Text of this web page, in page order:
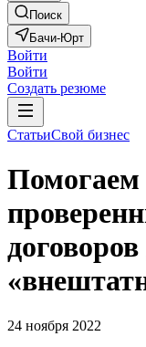
Поиск
Бачи-Юрт
Войти
Войти
Создать резюме
СтатьиСвой бизнес
Помогаем
24 ноября 2022